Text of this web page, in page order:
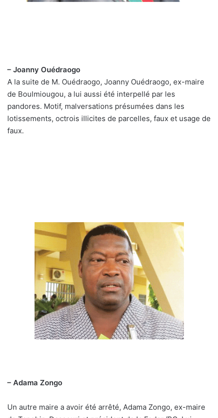
– Joanny Ouédraogo
A la suite de M. Ouédraogo, Joanny Ouédraogo, ex-maire
de Boulmiougou, a lui aussi été interpellé par les
pandores. Motif, malversations présumées dans les
lotissements, octrois illicites de parcelles, faux et usage de
faux.
– Adama Zongo
Un autre maire a avoir été arrêté, Adama Zongo, ex-maire